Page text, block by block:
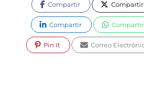
Compartir Compartir
Compartir Compartir
Pin It Correo